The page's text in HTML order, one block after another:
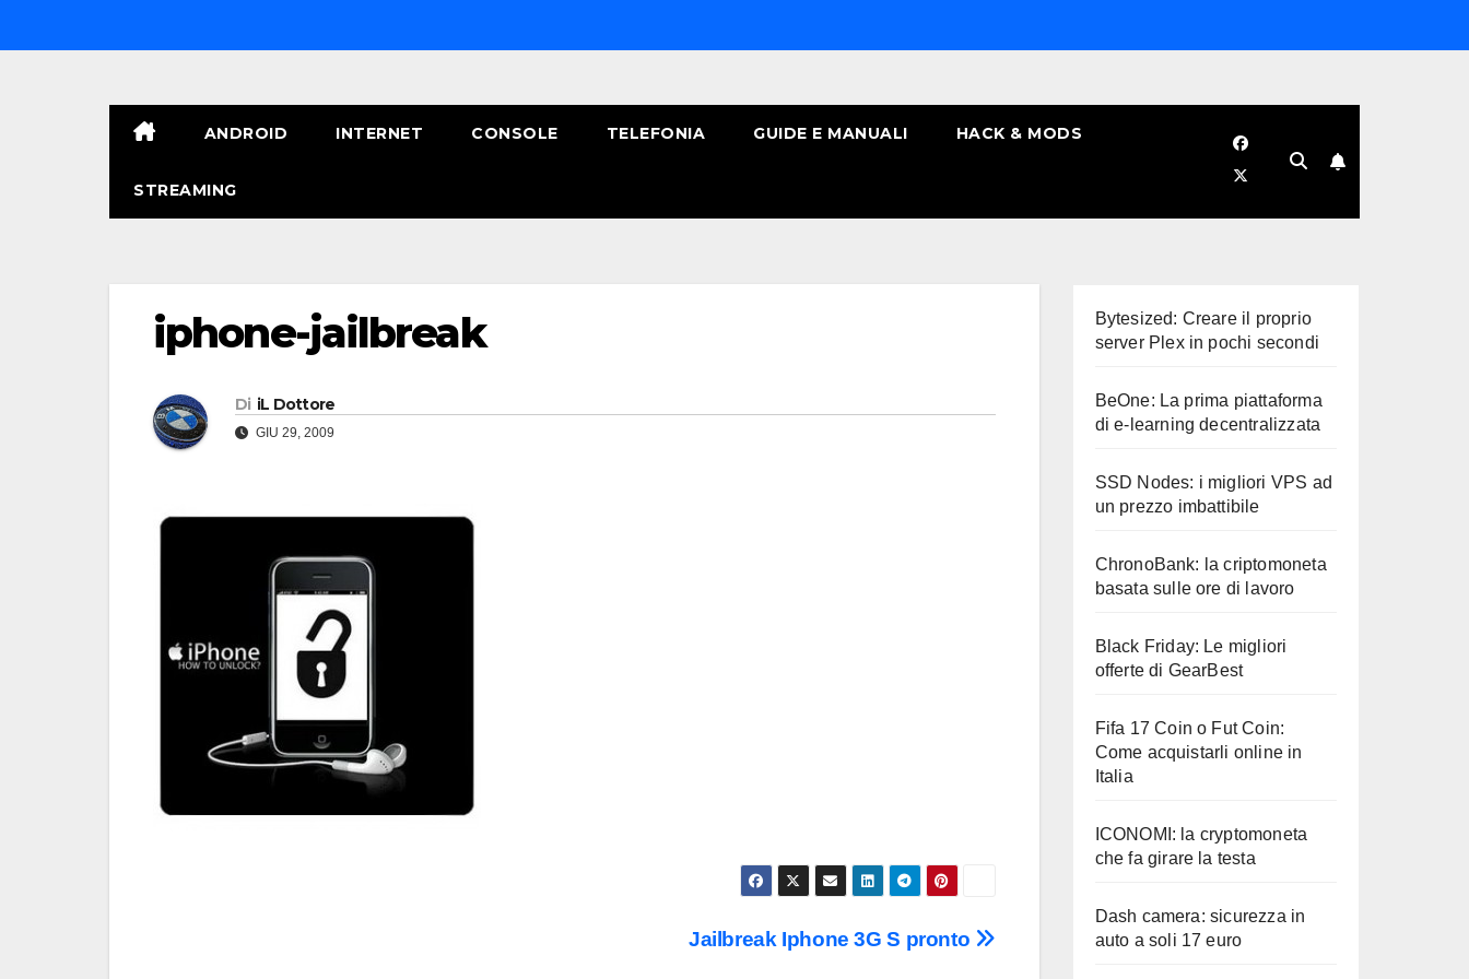
al
ANDROID INTERNET CONSOLE TELEFONIA GUIDE E MANUALI HACK & MODS
STREAMING
iphone-jailbreak
Di iL Dottore
GIU 29, 2009
Jailbreak Iphone 3G S pronto
Bytesized: Creare il proprio
server Plex in pochi secondi
BeOne: La prima piattaforma
di e-learning decentralizzata
SSD Nodes: i migliori VPS ad
un prezzo imbattibile
ChronoBank: la criptomoneta
basata sulle ore di lavoro
Black Friday: Le migliori
offerte di GearBest
Fifa 17 Coin o Fut Coin:
Come acquistarli online in
Italia
ICONOMI: la cryptomoneta
che fa girare la testa
Dash camera: sicurezza in
auto a soli 17 euro